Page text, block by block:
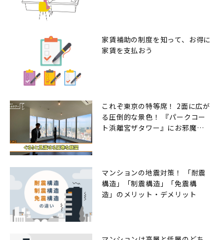
家賃補助の制度を知って、お得に
家賃を支払おう
これぞ東京の特等席！ 2面に広が
る圧倒的な景色！ 『パークコー
ト浜離宮ザタワー』にお邪魔し
マンションの地震対策！ 「耐震
構造」「制震構造」「免震構
造」のメリット・デメリット